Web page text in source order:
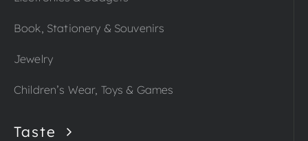
Book, Stationery & Souvenirs
Jewelry
Children’s Wear, Toys & Games
Taste